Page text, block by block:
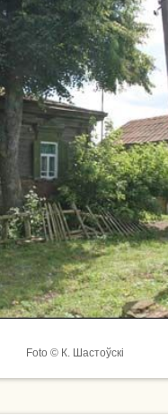
Foto © К. Шастоўскі